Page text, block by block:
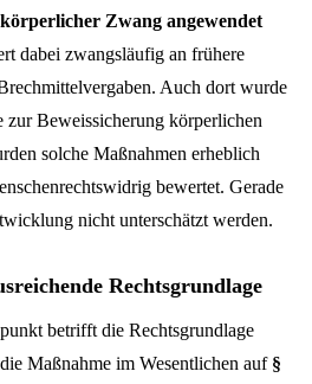
Zwang angewendet
dabei zwangsläufig an frühere
Auch dort wurde
zur Beweissicherung körperlichen
solche Maßnahmen erheblich
bewertet. Gerade
nicht unterschätzt werden.
Rechtsgrundlage
betrifft die Rechtsgrundlage
Maßnahme im Wesentlichen auf §